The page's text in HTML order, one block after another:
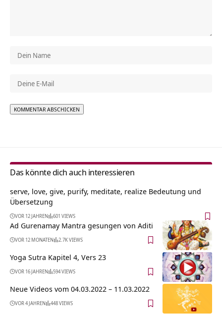
Das könnte dich auch interessieren
serve, love, give, purify, meditate, realize Bedeutung und
Übersetzung
VOR 12 JAHREN 601 VIEWS
Ad Gurenamay Mantra gesungen von Aditi
VOR 12 MONATEN 2.7K VIEWS
Yoga Sutra Kapitel 4, Vers 23
VOR 16 JAHREN 594 VIEWS
Neue Videos vom 04.03.2022 – 11.03.2022
VOR 4 JAHREN 448 VIEWS